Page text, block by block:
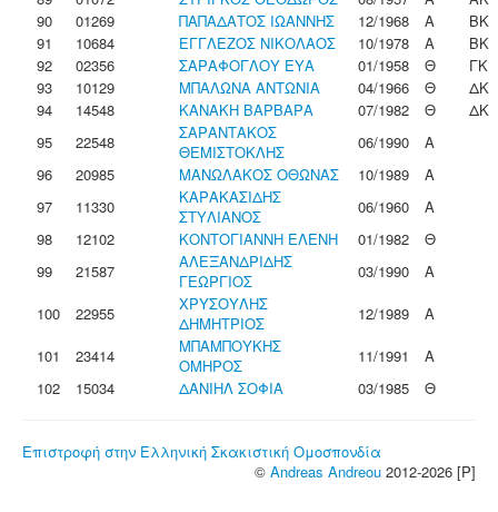
90
01269 ΠΑΠΑΔΑΤΟΣ ΙΩΑΝΝΗΣ 12/1968 Α
ΒΚ
91
10684 ΕΓΓΛΕΖΟΣ ΝΙΚΟΛΑΟΣ 10/1978 Α
ΒΚ
92
02356 ΣΑΡΑΦΟΓΛΟΥ ΕΥΑ 01/1958 Θ
ΓΚ
93
10129 ΜΠΑΛΩΝΑ ΑΝΤΩΝΙΑ 04/1966 Θ
ΔΚ
94
14548 ΚΑΝΑΚΗ ΒΑΡΒΑΡΑ 07/1982 Θ
ΔΚ
95
22548
ΣΑΡΑΝΤΑΚΟΣ
ΘΕΜΙΣΤΟΚΛΗΣ
06/1990
Α
96
20985 ΜΑΝΩΛΑΚΟΣ ΟΘΩΝΑΣ 10/1989
Α
97
11330
ΚΑΡΑΚΑΣΙΔΗΣ
ΣΤΥΛΙΑΝΟΣ
06/1960
Α
98
12102 ΚΟΝΤΟΓΙΑΝΝΗ ΕΛΕΝΗ 01/1982
Θ
99
21587
ΑΛΕΞΑΝΔΡΙΔΗΣ
ΓΕΩΡΓΙΟΣ
03/1990
Α
100
22955
ΧΡΥΣΟΥΛΗΣ
ΔΗΜΗΤΡΙΟΣ
12/1989
Α
101
23414
ΜΠΑΜΠΟΥΚΗΣ
ΟΜΗΡΟΣ
11/1991
Α
102
15034 ΔΑΝΙΗΛ ΣΟΦΙΑ 03/1985 Θ
Επιστροφή στην Ελληνική Σκακιστική Ομοσπονδία
© Andreas Andreou 2012-2026 [P]